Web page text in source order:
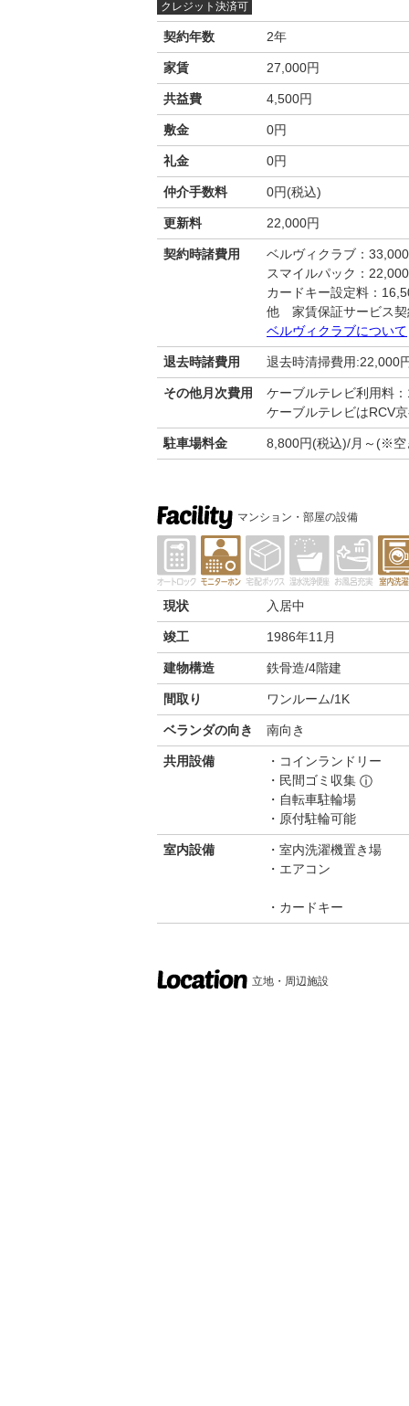
クレジット決済可
契約年数 2年
家賃 27,000円
共益費 4,500円
敷金 0円
礼金 0円
仲介手数料 0円(税込)
更新料 22,000円
契約時諸費用
ベルヴィクラブ：
スマイルパック：
カードキー設定料：
他 家賃保証サービス契
ベルヴィクラブについて
退去時諸費用 退去時清掃費用:22,000
その他月次費用
ケーブルテレビ利用料
ケーブルテレビはRCV
駐車場料金 8,800円(税込)/月～(※空
マンション・部屋の設備
現状 入居中
竣工 1986年11月
建物構造 鉄骨造/4階建
間取り ワンルーム/1K
ベランダの向き 南向き
共用設備
コインランドリー
民間ゴミ収集 ⓘ
自転車駐輪場
原付駐輪可能
室内設備
室内洗濯機置き場
エアコン
カードキー
立地・周辺施設